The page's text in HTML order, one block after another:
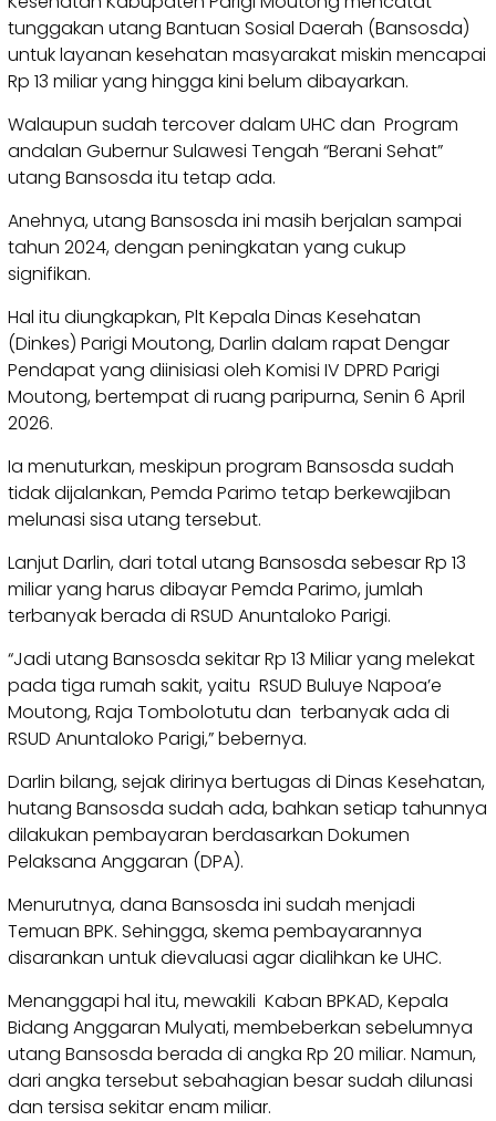
tunggakan utang Bantuan Sosial Daerah (Bansosda)
untuk layanan kesehatan masyarakat miskin mencapai
Rp 13 miliar yang hingga kini belum dibayarkan.
Walaupun sudah tercover dalam UHC dan Program
andalan Gubernur Sulawesi Tengah “Berani Sehat”
utang Bansosda itu tetap ada.
Anehnya, utang Bansosda ini masih berjalan sampai
tahun 2024, dengan peningkatan yang cukup
signifikan.
Hal itu diungkapkan, Plt Kepala Dinas Kesehatan
(Dinkes) Parigi Moutong, Darlin dalam rapat Dengar
Pendapat yang diinisiasi oleh Komisi IV DPRD Parigi
Moutong, bertempat di ruang paripurna, Senin 6 April
2026.
Ia menuturkan, meskipun program Bansosda sudah
tidak dijalankan, Pemda Parimo tetap berkewajiban
melunasi sisa utang tersebut.
Lanjut Darlin, dari total utang Bansosda sebesar Rp 13
miliar yang harus dibayar Pemda Parimo, jumlah
terbanyak berada di RSUD Anuntaloko Parigi.
“Jadi utang Bansosda sekitar Rp 13 Miliar yang melekat
pada tiga rumah sakit, yaitu RSUD Buluye Napoa’e
Moutong, Raja Tombolotutu dan terbanyak ada di
RSUD Anuntaloko Parigi,” bebernya.
Darlin bilang, sejak dirinya bertugas di Dinas Kesehatan,
hutang Bansosda sudah ada, bahkan setiap tahunnya
dilakukan pembayaran berdasarkan Dokumen
Pelaksana Anggaran (DPA).
Menurutnya, dana Bansosda ini sudah menjadi
Temuan BPK. Sehingga, skema pembayarannya
disarankan untuk dievaluasi agar dialihkan ke UHC.
Menanggapi hal itu, mewakili Kaban BPKAD, Kepala
Bidang Anggaran Mulyati, membeberkan sebelumnya
utang Bansosda berada di angka Rp 20 miliar. Namun,
dari angka tersebut sebahagian besar sudah dilunasi
dan tersisa sekitar enam miliar.